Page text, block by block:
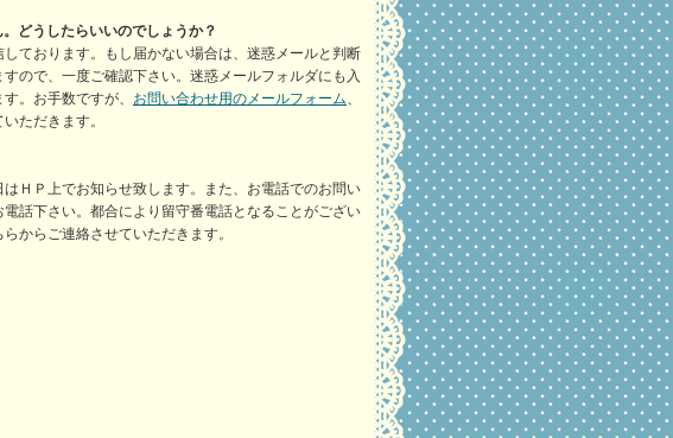
どうしたらいいのでしょうか？
ております。もし届かない場合は、迷惑メールと判断
ので、一度ご確認下さい。迷惑メールフォルダにも入
。お手数ですが、 お問い合わせ用のメールフォーム、
ただきます。
ＨＰ上でお知らせ致します。また、お電話でのお問い
話下さい。都合により留守番電話となることがござい
からご連絡させていただきます。